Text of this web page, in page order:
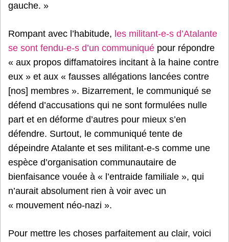
gauche. »
Rompant avec l’habitude, les militant-e-s d’Atalante
se sont fendu-e-s d’un communiqué pour répondre
« aux propos diffamatoires incitant à la haine contre
eux » et aux « fausses allégations lancées contre
[nos] membres ». Bizarrement, le communiqué se
défend d’accusations qui ne sont formulées nulle
part et en déforme d’autres pour mieux s’en
défendre. Surtout, le communiqué tente de
dépeindre Atalante et ses militant-e-s comme une
espèce d’organisation communautaire de
bienfaisance vouée à « l’entraide familiale », qui
n’aurait absolument rien à voir avec un
« mouvement néo-nazi ».
Pour mettre les choses parfaitement au clair, voici